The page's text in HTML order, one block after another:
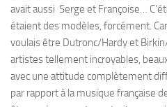
avait aussi Serge et Françoise…
étaient des modèles, forcément.
voulais être Dutronc/Hardy et
artistes tellement incroyables,
avec une attitude complètement
par rapport à la musique française